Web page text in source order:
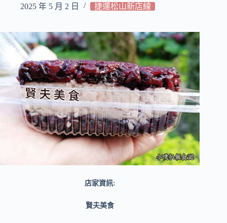
2025 年 5 月 2 日 捷運松山新店線
店家資訊:
賢夫美食